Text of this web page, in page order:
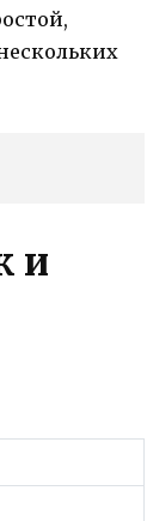
и